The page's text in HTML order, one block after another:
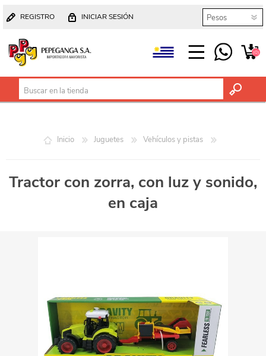
REGISTRO INICIAR SESIÓN
(0)
Inicio Juguetes Vehículos y pistas
Tractor con zorra, con luz y sonido,
en caja